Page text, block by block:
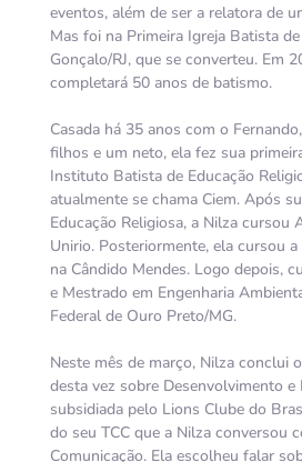
eventos, além de ser a relatora de
Mas foi na Primeira Igreja Batista
Gonçalo/RJ, que se converteu. Em
completará 50 anos de batismo.
Casada há 35 anos com o
filhos e um neto, ela fez sua
Instituto Batista de Educação
atualmente se chama Ciem. Após
Educação Religiosa, a Nilza cursou
Unirio. Posteriormente, ela cursou
na Cândido Mendes. Logo depois,
e Mestrado em Engenharia
Federal de Ouro Preto/MG.
Neste mês de março, Nilza conclui
desta vez sobre Desenvolvimento e
subsidiada pelo Lions Clube do
do seu TCC que a Nilza conversou
Comunicação. Ela escolheu falar